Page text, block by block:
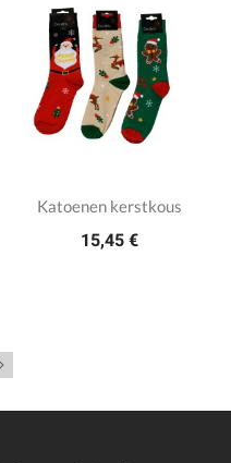
Katoenen kerstkous
15,45 €